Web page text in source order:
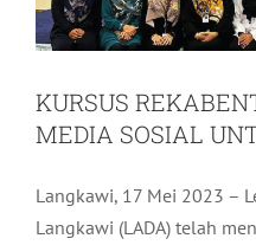
KURSUS
MEDIA SOSIAL
Langkawi, 17 Mei 2023 –
Langkawi (LADA) telah